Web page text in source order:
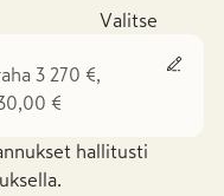
Valitse
3 270 €,
€
hallitusti